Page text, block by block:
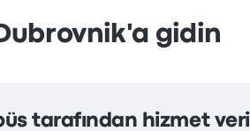
gidin
tarafından hizmet